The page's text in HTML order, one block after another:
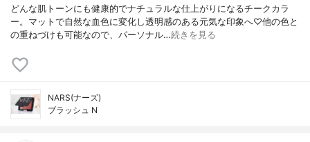
どんな肌トーンにも健康的でナチュラルな仕上がりになるチークカラ
ー。マットで自然な血色に変化し透明感のある元気な印象へ♡他の色と
の重ねづけも可能なので、パーソナル…続きを見る
NARS(ナーズ)
ブラッシュ N